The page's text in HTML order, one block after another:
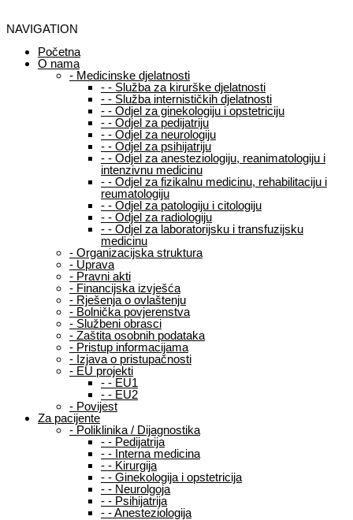
NAVIGATION
Početna
O nama
- Medicinske djelatnosti
- - Služba za kirurške djelatnosti
- - Služba internističkih djelatnosti
- - Odjel za ginekologiju i opstetriciju
- - Odjel za pedijatriju
- - Odjel za neurologiju
- - Odjel za psihijatriju
- - Odjel za anesteziologiju, reanimatologiju i
intenzivnu medicinu
- - Odjel za fizikalnu medicinu, rehabilitaciju i
reumatologiju
- - Odjel za patologiju i citologiju
- - Odjel za radiologiju
- - Odjel za laboratorijsku i transfuzijsku
medicinu
- Organizacijska struktura
- Uprava
- Pravni akti
- Financijska izvješća
- Rješenja o ovlaštenju
- Bolnička povjerenstva
- Službeni obrasci
- Zaštita osobnih podataka
- Pristup informacijama
- Izjava o pristupačnosti
- EU projekti
- - EU1
- - EU2
- Povijest
Za pacijente
- Poliklinika / Dijagnostika
- - Pedijatrija
- - Interna medicina
- - Kirurgija
- - Ginekologija i opstetricija
- - Neurolgoja
- - Psihijatrija
- -Anesteziologija